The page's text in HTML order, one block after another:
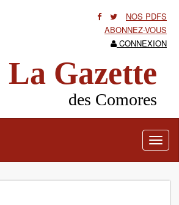
NOS PDFS
ABONNEZ-VOUS
CONNEXION
La Gazette
des Comores
la